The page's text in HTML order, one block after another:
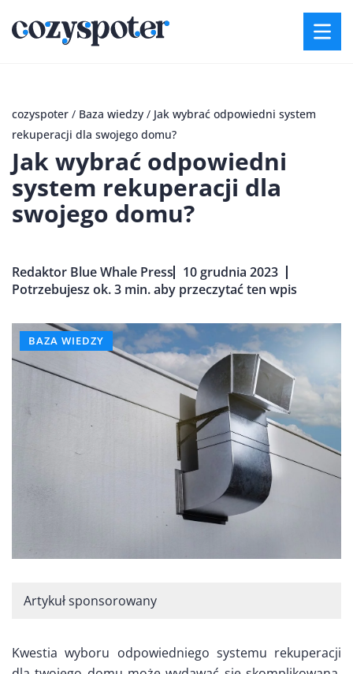
cozyspoter / Baza wiedzy / Jak wybrać odpowiedni system
rekuperacji dla swojego domu?
Jak wybrać odpowiedni
system rekuperacji dla
swojego domu?
Redaktor Blue Whale Press
10 grudnia 2023
Potrzebujesz ok. 3 min. aby przeczytać ten wpis
BAZA WIEDZY
Artykuł sponsorowany
Kwestia wyboru odpowiedniego systemu rekuperacji